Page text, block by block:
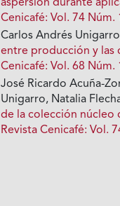
aspersión durante
Cenicafé: Vol. 74 Núm.
Carlos Andrés
entre producción y las
Cenicafé: Vol. 68 Núm.
José Ricardo Acuña-
Unigarro, Natalia
de la colección núcleo
Revista Cenicafé: Vol.